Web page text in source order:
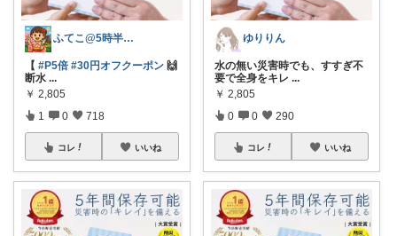
ふてこ@5時半頃ｺﾚ/京都のｲｲもの🍵
【 #P5倍 #30円オフクーポン 🙌
断水 ...
￥ 2,805
1 0 718
コレ いいね
ゆりりん
水の無い災害時でも、すすぎ不
要で全身をキレ ...
￥ 2,805
0 0 290
コレ いいね